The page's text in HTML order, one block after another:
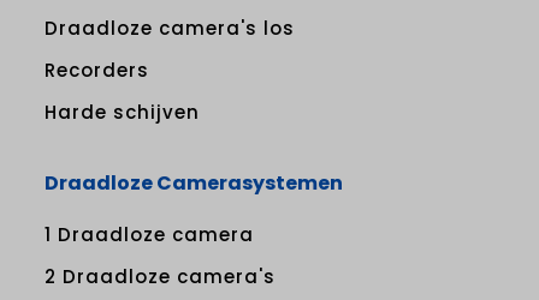
Draadloze camera's los
Recorders
Harde schijven
Draadloze Camerasystemen
1 Draadloze camera
2 Draadloze camera's